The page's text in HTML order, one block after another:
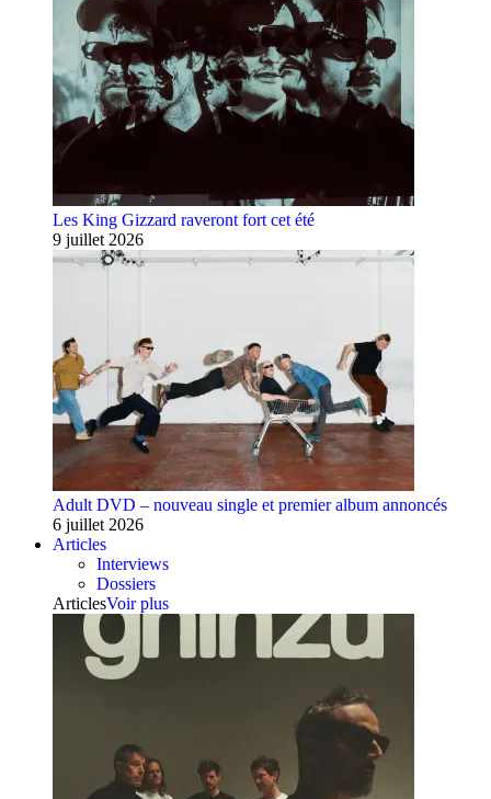
Les King Gizzard raveront fort cet été
9 juillet 2026
Adult DVD – nouveau single et premier album annoncés
6 juillet 2026
Articles
Interviews
Dossiers
ArticlesVoir plus